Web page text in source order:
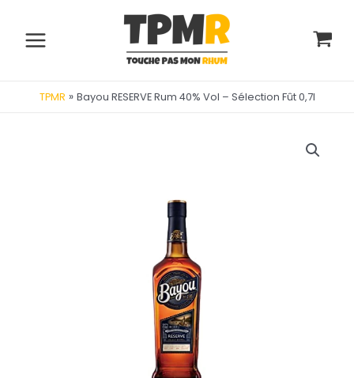
contenu
Main
TPMR » Bayou RESERVE Rum 40% Vol – Sélection Fût 0,7l